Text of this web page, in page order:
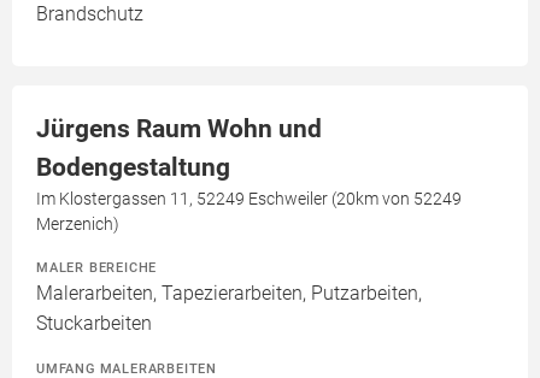
Brandschutz
Jürgens Raum Wohn und
Bodengestaltung
Im Klostergassen 11, 52249 Eschweiler (20km von 52249
Merzenich)
MALER BEREICHE
Malerarbeiten, Tapezierarbeiten, Putzarbeiten,
Stuckarbeiten
UMFANG MALERARBEITEN